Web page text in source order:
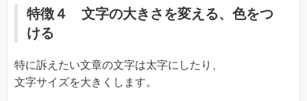
特徴４ 文字の大きさを変える、色をつ
ける
特に訴えたい文章の文字は太字にしたり、
文字サイズを大きくします。